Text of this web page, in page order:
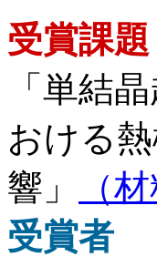
受賞課題
「単結
おける
響」
（
受賞者